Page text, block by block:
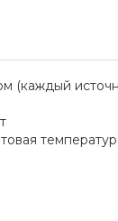
(каждый